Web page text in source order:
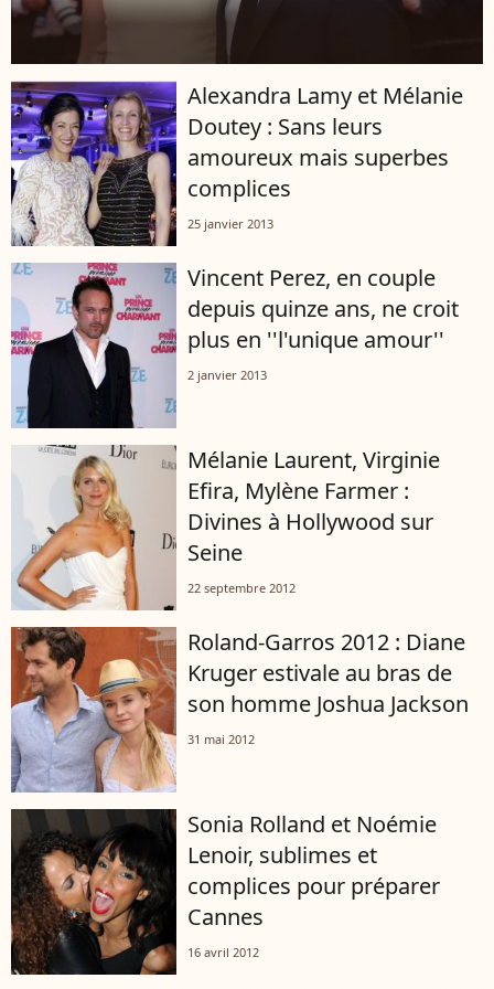
Alexandra Lamy et Mélanie
Doutey : Sans leurs
amoureux mais superbes
complices
25 janvier 2013
Vincent Perez, en couple
depuis quinze ans, ne croit
plus en ''l'unique amour''
2 janvier 2013
Mélanie Laurent, Virginie
Efira, Mylène Farmer :
Divines à Hollywood sur
Seine
22 septembre 2012
Roland-Garros 2012 : Diane
Kruger estivale au bras de
son homme Joshua Jackson
31 mai 2012
Sonia Rolland et Noémie
Lenoir, sublimes et
complices pour préparer
Cannes
16 avril 2012